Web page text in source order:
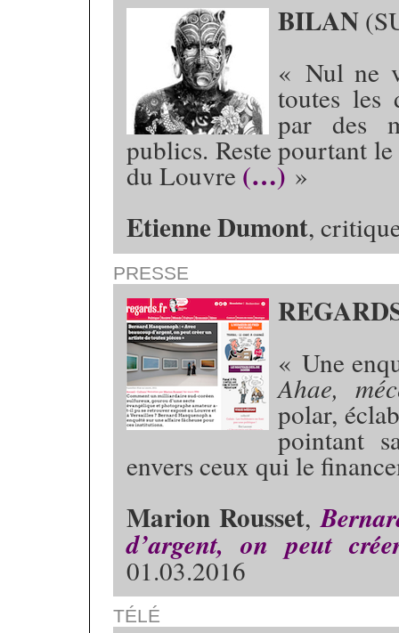
BILAN
« Nul ne
toutes les
par des
publics. Reste pourtant
du Louvre (…) »
Etienne Dumont,
PRESSE
« Une
Ahae,
polar,
pointant
envers ceux qui le
Marion Rousset,
d’argent, on peut
01.03.2016
TÉLÉ